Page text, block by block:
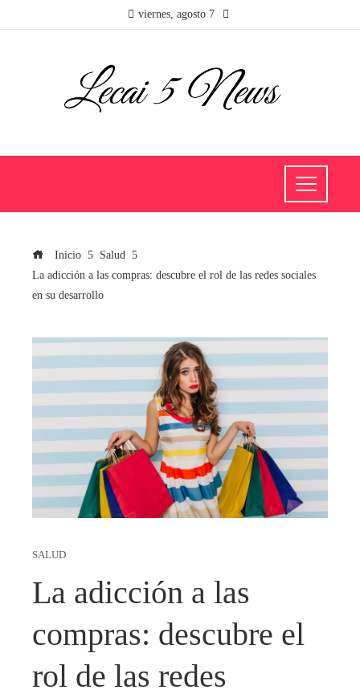
viernes, agosto 7
Inicio
Salud
La adicción a las compras: descubre el rol de las redes sociales
en su desarrollo
SALUD
La adicción a las
compras: descubre el
rol de las redes